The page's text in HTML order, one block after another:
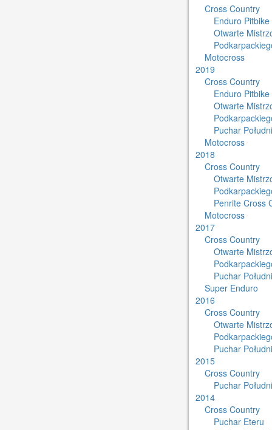
Cross Country
Enduro Pitbike
Otwarte
Motocross
2019
Cross Country
Enduro Pitbike
Otwarte
Puchar
Motocross
2018
Cross Country
Otwarte
Penrite Cross
Motocross
2017
Cross Country
Otwarte
Puchar
Super Enduro
2016
Cross Country
Otwarte
Puchar
2015
Cross Country
Puchar
2014
Cross Country
Puchar Eteru